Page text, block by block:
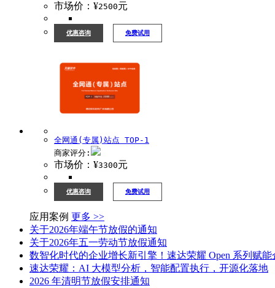
市场价：¥2500元
优惠咨询 免费试用
全网通(专属)站点 TOP-1
商家评分:
市场价：¥3300元
优惠咨询 免费试用
应用案例 更多 >>
关于2026年端午节放假的通知
关于2026年五一劳动节放假通知
数智化时代的企业增长新引擎！速达荣耀 Open 系列赋
速达荣耀：AI 大模型分析，智能配置执行，开源化落地
2026 年清明节放假安排通知